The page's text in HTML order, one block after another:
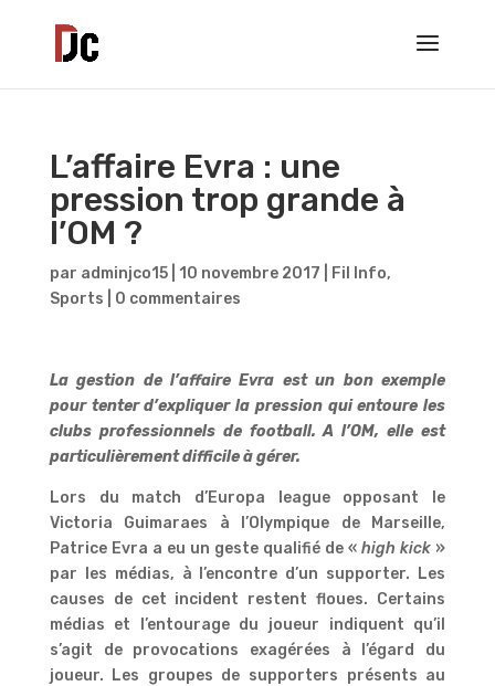
L’affaire Evra : une
pression trop grande à
l’OM ?
par adminjco15| 10 novembre 2017 Fil Info,
Sports
0 commentaires
La gestion de l’affaire Evra est un bon exemple
pour tenter d’expliquer la pression qui entoure les
clubs professionnels de football. A l’OM, elle est
particulièrement difficile à gérer.
Lors du match d’Europa league opposant le
Victoria Guimaraes à l’Olympique de Marseille,
Patrice Evra a eu un geste qualifié de «high kick »
par les médias, à l’encontre d’un supporter. Les
causes de cet incident restent floues. Certains
médias et l’entourage du joueur indiquent qu’il
s’agit de provocations exagérées à l’égard du
joueur. Les groupes de supporters présents au